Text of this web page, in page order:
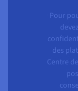
Pour
des
Centre